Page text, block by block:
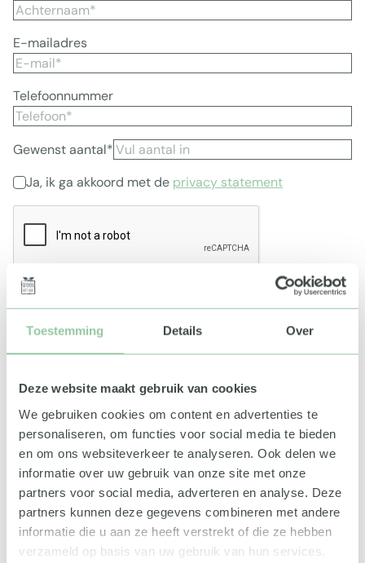
Toestemming Details Over
Deze website maakt gebruik van cookies
We gebruiken cookies om content en advertenties te
personaliseren, om functies voor social media te bieden
en om ons websiteverkeer te analyseren. Ook delen we
informatie over uw gebruik van onze site met onze
partners voor social media, adverteren en analyse. Deze
partners kunnen deze gegevens combineren met andere
informatie die u aan ze heeft verstrekt of die ze hebben
verzameld op basis van uw gebruik van hun services.
E-mailadres
Telefoonnummer
Gewenst aantal*
Ja, ik ga akkoord met de privacy statement
Verzenden